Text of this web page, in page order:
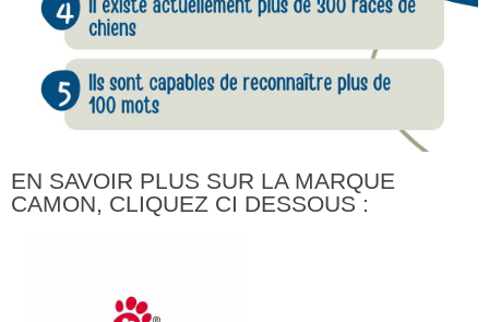
EN SAVOIR PLUS SUR LA MARQUE
CAMON, CLIQUEZ CI DESSOUS :